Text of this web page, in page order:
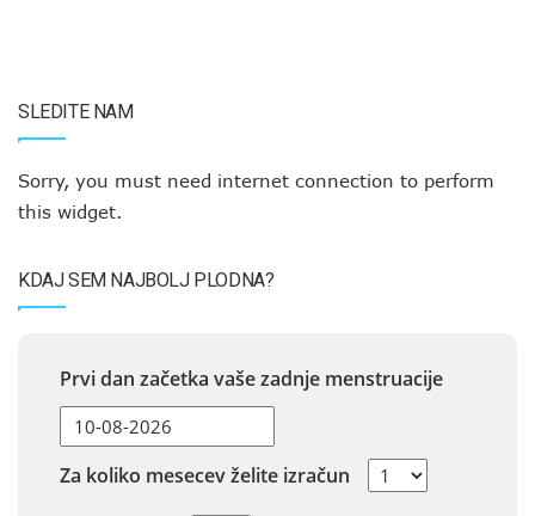
SLEDITE NAM
Sorry, you must need internet connection to perform
this widget.
KDAJ SEM NAJBOLJ PLODNA?
Prvi dan začetka vaše zadnje menstruacije
Za koliko mesecev želite izračun